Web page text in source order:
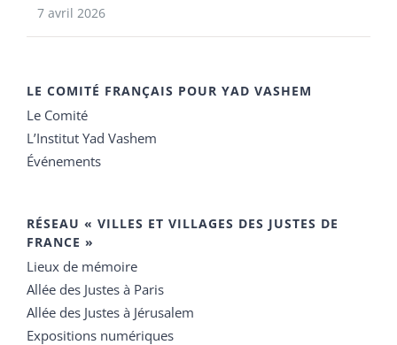
7 avril 2026
LE COMITÉ FRANÇAIS POUR YAD VASHEM
Le Comité
L’Institut Yad Vashem
Événements
RÉSEAU « VILLES ET VILLAGES DES JUSTES DE
FRANCE »
Lieux de mémoire
Allée des Justes à Paris
Allée des Justes à Jérusalem
Expositions numériques